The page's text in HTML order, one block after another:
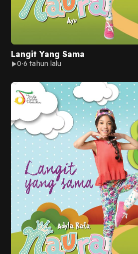
Langit Yang Sama
0 6 tahun lalu